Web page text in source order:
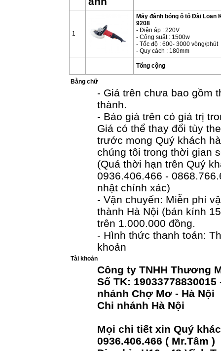
1
Máy đánh bóng ô tô Đài Loan
9208
- Điện áp : 220V
- Công suất : 1500w
- Tốc độ : 600- 3000 vòng/phút
- Quy cách : 180mm
Tổng cộng
Bằng chữ
- Giá trên chưa bao gồm
thành.
- Báo giá trên có giá trị
Giá có thể thay đổi tùy
trước mong Quý khách
chúng tôi trong thời gian
(Quá thời hạn trên Quý
0936.406.466 -
nhật chính xác)
- Vận chuyển: Miễn phí
thành Hà Nội (bán kính
trên 1.000.000 đồng.
- Hình thức thanh toán:
khoản
Tài khoản
Công ty TNHH Thương
Số TK:
nhánh Chợ Mơ - Hà Nội
Chi nhánh Hà Nội
Mọi chi tiết xin Quý
0936.406.466 ( Mr.Tâm )